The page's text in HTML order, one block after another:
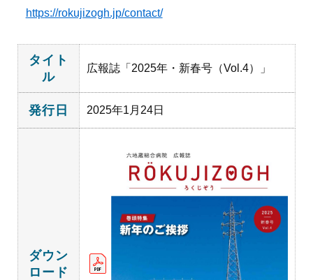
https://rokujizogh.jp/contact/
タイト
ル
広報誌「2025年・新春号（Vol.4）」
発行日 2025年1月24日
ダウン
ロード